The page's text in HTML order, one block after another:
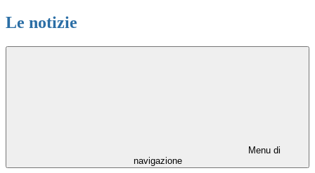
Le notizie
Menu di
navigazione